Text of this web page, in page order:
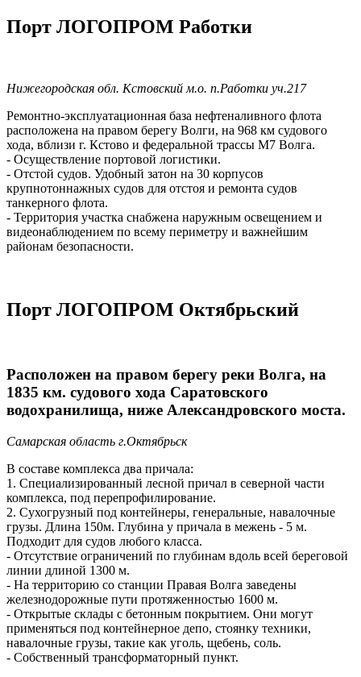
Порт ЛОГОПРОМ Работки
Нижегородская обл. Кстовский м.о. п.Работки уч.217
Ремонтно-эксплуатационная база нефтеналивного флота
расположена на правом берегу Волги, на 968 км судового
хода, вблизи г. Кстово и федеральной трассы М7 Волга.
- Осуществление портовой логистики.
- Отстой судов. Удобный затон на 30 корпусов
крупнотоннажных судов для отстоя и ремонта судов
танкерного флота.
- Территория участка снабжена наружным освещением и
видеонаблюдением по всему периметру и важнейшим
районам безопасности.
Порт ЛОГОПРОМ Октябрьский
Расположен на правом берегу реки Волга, на
1835 км. судового хода Саратовского
водохранилища, ниже Александровского моста.
Самарская область г.Октябрьск
В составе комплекса два причала:
1. Специализированный лесной причал в северной части
комплекса, под перепрофилирование.
2. Сухогрузный под контейнеры, генеральные, навалочные
грузы. Длина 150м. Глубина у причала в межень - 5 м.
Подходит для судов любого класса.
- Отсутствие ограничений по глубинам вдоль всей береговой
линии длиной 1300 м.
- На территорию со станции Правая Волга заведены
железнодорожные пути протяженностью 1600 м.
- Открытые склады с бетонным покрытием. Они могут
применяться под контейнерное депо, стоянку техники,
навалочные грузы, такие как уголь, щебень, соль.
- Собственный трансформаторный пункт.